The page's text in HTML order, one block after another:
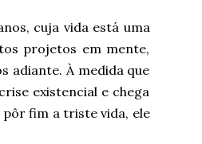
cuja vida está uma
projetos em mente,
adiante. À medida que
existencial e chega
fim a triste vida, ele